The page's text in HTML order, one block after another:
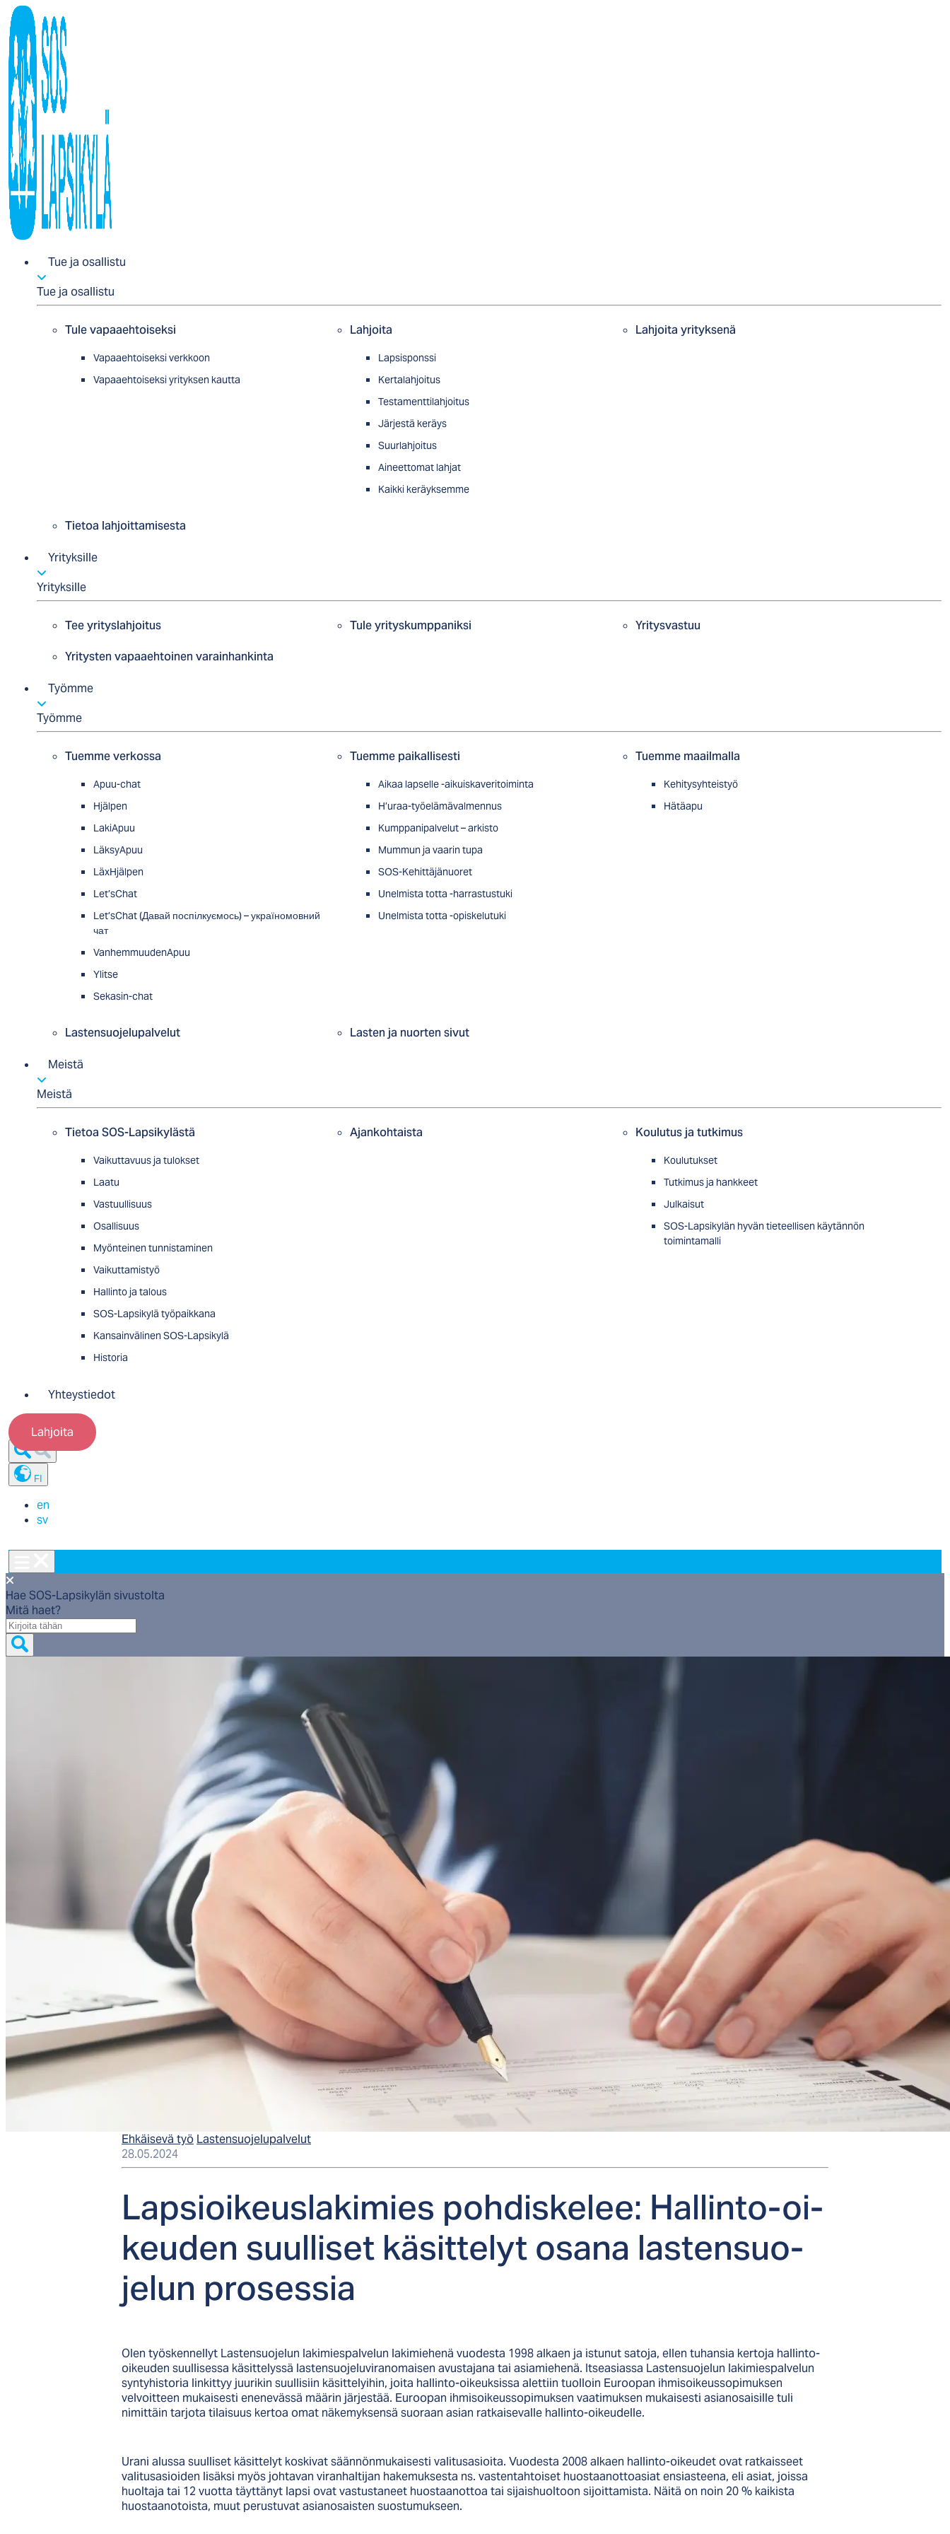
Tue ja osallistu
Tue ja osallistu
Tule vapaaehtoiseksi
Vapaaehtoiseksi verkkoon
Vapaaehtoiseksi yrityksen kautta
Lahjoita
Lapsisponssi
Kertalahjoitus
Testamenttilahjoitus
Järjestä keräys
Suurlahjoitus
Aineettomat lahjat
Kaikki keräyksemme
Lahjoita yrityksenä
Tietoa lahjoittamisesta
Yrityksille
Yrityksille
Tee yrityslahjoitus Tule yrityskumppaniksi
Yritysvastuu
Yritysten vapaaehtoinen varainhankinta
Työmme
Työmme
Tuemme verkossa
Apuu-chat
Hjälpen
LakiApuu
LäksyApuu
LäxHjälpen
Let’sChat
Let’sChat (Давай поспілкуємось) – україномовний
чат
VanhemmuudenApuu
Ylitse
Sekasin-chat
Tuemme paikallisesti
Aikaa lapselle -aikuiskaveritoiminta
H’uraa-työelämävalmennus
Kumppanipalvelut – arkisto
Mummun ja vaarin tupa
SOS-Kehittäjänuoret
Unelmista totta -harrastustuki
Unelmista totta -opiskelutuki
Tuemme maailmalla
Kehitysyhteistyö
Hätäapu
Lastensuojelupalvelut Lasten ja nuorten sivut
Meistä
Meistä
Tietoa SOS-Lapsikylästä
Vaikuttavuus ja tulokset
Laatu
Vastuullisuus
Osallisuus
Myön­tei­nen tun­nis­ta­minen
Vaikuttamistyö
Hallinto ja talous
SOS-Lapsikylä työpaikkana
Kansainvälinen SOS-Lapsikylä
Historia
Ajankohtaista Koulutus ja tutkimus
Koulutukset
Tutkimus ja hankkeet
Julkaisut
SOS-Lapsikylän hyvän tieteellisen käytännön
toimintamalli
Yhteystiedot
Lahjoita
FI
en
sv
Hae SOS-Lapsikylän sivustolta
Mitä haet?
Mitä
haet?
Ehkäisevä työ Lastensuojelupalvelut
28.05.2024
Lap­sioi­keus­la­ki­mies poh­dis­ke­lee: Hal­lin­to-oi­
keu­den suul­li­set kä­sit­te­lyt osa­na las­ten­suo­
je­lun pro­ses­sia
Olen työskennellyt Lastensuojelun lakimiespalvelun lakimiehenä vuodesta 1998 alkaen ja istunut satoja, ellen tuhansia kertoja hallinto-
oikeuden suullisessa käsittelyssä lastensuojeluviranomaisen avustajana tai asiamiehenä. Itseasiassa Lastensuojelun lakimiespalvelun
syntyhistoria linkittyy juurikin suullisiin käsittelyihin, joita hallinto-oikeuksissa alettiin tuolloin Euroopan ihmisoikeussopimuksen
velvoitteen mukaisesti enenevässä määrin järjestää. Euroopan ihmisoikeussopimuksen vaatimuksen mukaisesti asianosaisille tuli
nimittäin tarjota tilaisuus kertoa omat näkemyksensä suoraan asian ratkaisevalle hallinto-oikeudelle.
Urani alussa suulliset käsittelyt koskivat säännönmukaisesti valitusasioita. Vuodesta 2008 alkaen hallinto-oikeudet ovat ratkaisseet
valitusasioiden lisäksi myös johtavan viranhaltijan hakemuksesta ns. vastentahtoiset huostaanottoasiat ensiasteena, eli asiat, joissa
huoltaja tai 12 vuotta täyttänyt lapsi ovat vastustaneet huostaanottoa tai sijaishuoltoon sijoittamista. Näitä on noin 20 % kaikista
huostaanotoista, muut perustuvat asianosaisten suostumukseen.